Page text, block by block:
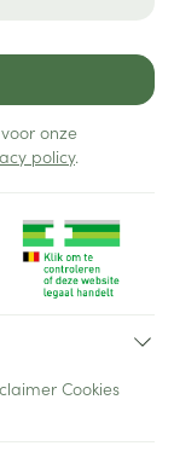
onze
policy.
Cookies